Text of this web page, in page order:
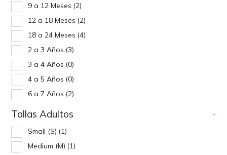
9 a 12 Meses (2)
12 a 18 Meses (2)
18 a 24 Meses (4)
2 a 3 Años (3)
3 a 4 Años (0)
4 a 5 Años (0)
6 a 7 Años (2)
Tallas Adultos -
Small (S) (1)
Medium (M) (1)